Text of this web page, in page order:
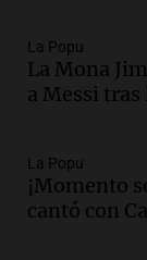
Audio.
"Tres
Episodios
Audio.
metros
La Popu
La Mona
a Messi tras
La Popu
¡Momento
cantó con